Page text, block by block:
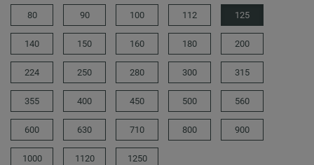
80 90 100 112 125
140 150 160 180 200
224 250 280 300 315
355 400 450 500 560
600 630 710 800 900
1000 1120 1250